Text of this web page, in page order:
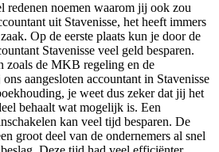
redenen noemen waarom jij ook zou
uit Stavenisse, het heeft immers
Op de eerste plaats kun je door de
Stavenisse veel geld besparen.
zoals de MKB regeling en de
aangesloten accountant in Stavenisse
je weet dus zeker dat jij het
behaalt wat mogelijk is. Een
kan veel tijd besparen. De
groot deel van de ondernemers al snel